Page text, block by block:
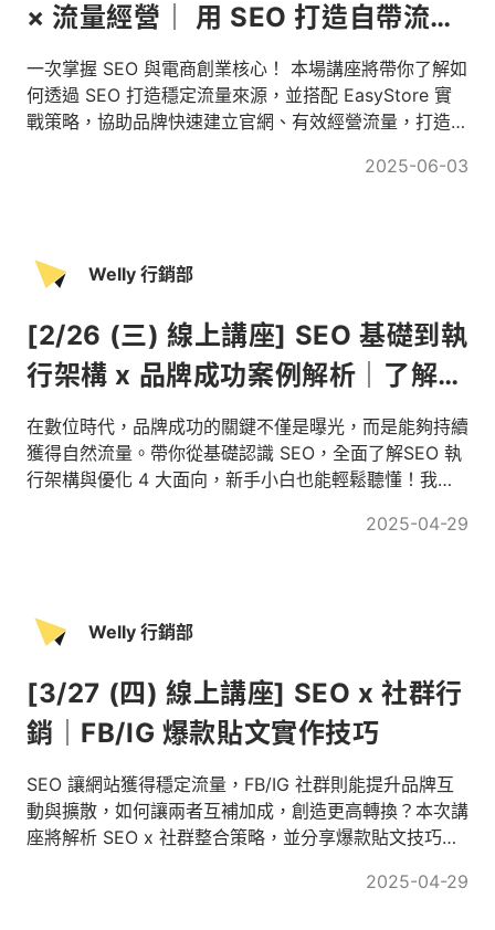
× 流量經營｜ 用 SEO 打造自帶流量
的品牌官網
一次掌握 SEO 與電商創業核心！ 本場講座將帶你了解如
何透過 SEO 打造穩定流量來源，並搭配 EasyStore 實
戰策略，協助品牌快速建立官網、有效經營流量，打造專
2025-06-03
Welly 行銷部
[2/26 (三) 線上講座] SEO 基礎到執
行架構 x 品牌成功案例解析｜了解
Welly 如何為品牌實現流量成長
在數位時代，品牌成功的關鍵不僅是曝光，而是能夠持續
獲得自然流量。帶你從基礎認識 SEO，全面了解SEO 執
行架構與優化 4 大面向，新手小白也能輕鬆聽懂！我們
成效。讓 Welly SEO 專業團隊攜手協助你，實現穩定且
2025-04-29
Welly 行銷部
[3/27 (四) 線上講座] SEO x 社群行
銷｜FB/IG 爆款貼文實作技巧
SEO 讓網站獲得穩定流量，FB/IG 社群則能提升品牌互
動與擴散，如何讓兩者互補加成，創造更高轉換？本次講
座將解析 SEO x 社群整合策略，並分享爆款貼文技巧、
2025-04-29